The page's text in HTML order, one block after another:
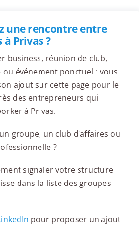
une rencontre entre
Privas ?
business, réunion de club,
événement ponctuel : vous
ajout sur cette page pour le
des entrepreneurs qui
à Privas.
groupe, un club d’affaires ou
?
signaler votre structure
dans la liste des groupes
pour proposer un ajout